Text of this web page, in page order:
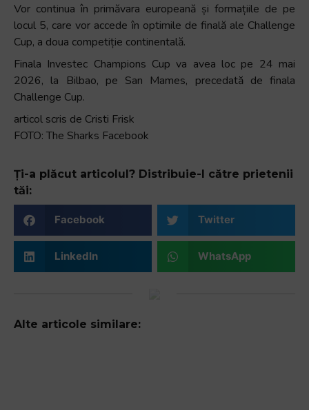
Vor continua în primăvara europeană și formațiile de pe
locul 5, care vor accede în optimile de finală ale Challenge
Cup, a doua competiție continentală.
Finala Investec Champions Cup va avea loc pe 24 mai
2026, la Bilbao, pe San Mames, precedată de finala
Challenge Cup.
articol scris de Cristi Frisk
FOTO: The Sharks Facebook
Ți-a plăcut articolul? Distribuie-l către prietenii
tăi:
Facebook Twitter
LinkedIn WhatsApp
Alte articole similare: